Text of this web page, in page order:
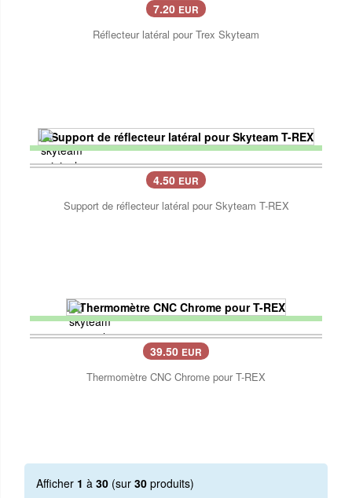
7.20 EUR
Réflecteur latéral pour Trex Skyteam
4.50 EUR
Support de réflecteur latéral pour Skyteam T-REX
39.50 EUR
Thermomètre CNC Chrome pour T-REX
Afficher 1 à 30 (sur 30 produits)